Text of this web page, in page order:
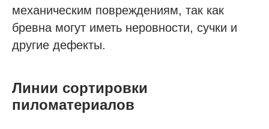
механическим повреждениям, так как
бревна могут иметь неровности, сучки и
другие дефекты.
Линии сортировки
пиломатериалов